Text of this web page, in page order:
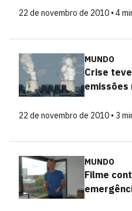
22 de novembro de 2010 • 4
MUNDO
Crise
emissões
22 de novembro de 2010 • 3
MUNDO
Filme